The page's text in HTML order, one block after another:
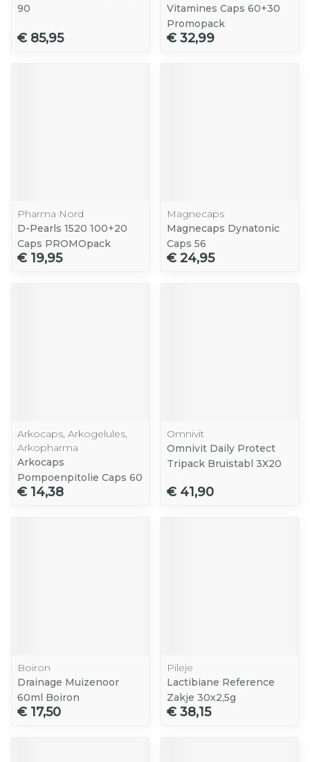
90
€ 85,95
Vitamines Caps 60+30
Promopack
€ 32,99
Pharma Nord
D-Pearls 1520 100+20
Caps PROMOpack
€ 19,95
Magnecaps
Magnecaps Dynatonic
Caps 56
€ 24,95
Arkocaps, Arkogelules,
Arkopharma
Arkocaps
Pompoenpitolie Caps 60
€ 14,38
Omnivit
Omnivit Daily Protect
Tripack Bruistabl 3X20
€ 41,90
Boiron
Drainage Muizenoor
60ml Boiron
€ 17,50
Pileje
Lactibiane Reference
Zakje 30x2,5g
€ 38,15